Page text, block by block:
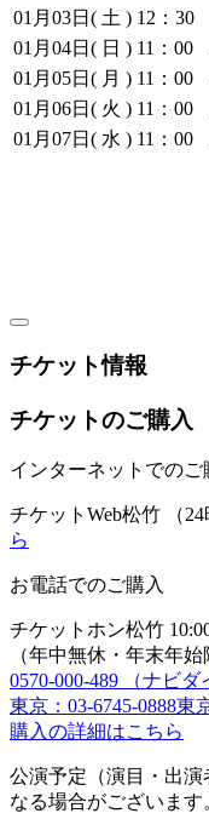
01月03日( 土 ) 12：30
01月04日( 日 ) 11：00
01月05日( 月 ) 11：00
01月06日( 火 ) 11：00
01月07日( 水 ) 11：00
チケット情報
チケットのご購入
インターネットでのご
チケットWeb松竹 （
ら
お電話でのご購入
チケットホン松竹
（年中無休・年末年始
0570-000-489
（ナビ
東京：03-6745-0888東
購入の詳細はこちら
公演予定（演目・出
なる場合がございます